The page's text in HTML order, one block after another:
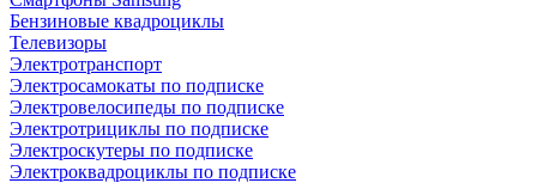
Бензиновые квадроциклы
Телевизоры
Электротранспорт
Электросамокаты по подписке
Электровелосипеды по подписке
Электротрициклы по подписке
Электроскутеры по подписке
Электроквадроциклы по подписке